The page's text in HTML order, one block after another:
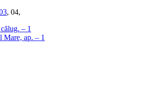
, 04,
– 1
Mare, ap. – 1